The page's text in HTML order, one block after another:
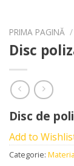
PRIMA PAGINĂ /
Disc
Disc de
Add to
Categorie: